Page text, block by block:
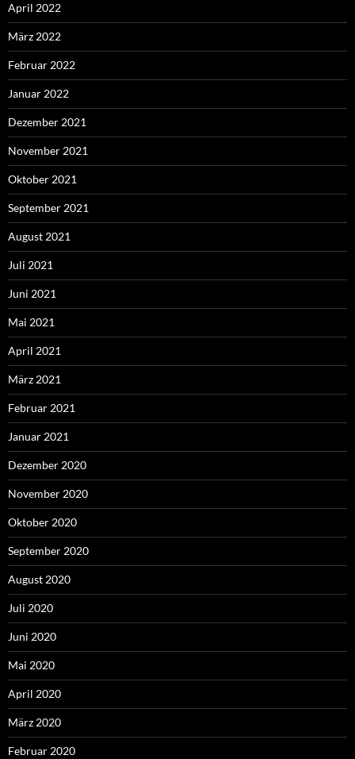
April 2022
März 2022
Februar 2022
Januar 2022
Dezember 2021
November 2021
Oktober 2021
September 2021
August 2021
Juli 2021
Juni 2021
Mai 2021
April 2021
März 2021
Februar 2021
Januar 2021
Dezember 2020
November 2020
Oktober 2020
September 2020
August 2020
Juli 2020
Juni 2020
Mai 2020
April 2020
März 2020
Februar 2020